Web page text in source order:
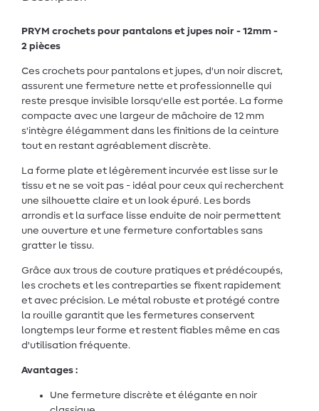
PRYM crochets pour pantalons et jupes noir - 12mm -
2 pièces
Ces crochets pour pantalons et jupes, d'un noir discret,
assurent une fermeture nette et professionnelle qui
reste presque invisible lorsqu'elle est portée. La forme
compacte avec une largeur de mâchoire de 12 mm
s'intègre élégamment dans les finitions de la ceinture
tout en restant agréablement discrète.
La forme plate et légèrement incurvée est lisse sur le
tissu et ne se voit pas - idéal pour ceux qui recherchent
une silhouette claire et un look épuré. Les bords
arrondis et la surface lisse enduite de noir permettent
une ouverture et une fermeture confortables sans
gratter le tissu.
Grâce aux trous de couture pratiques et prédécoupés,
les crochets et les contreparties se fixent rapidement
et avec précision. Le métal robuste et protégé contre
la rouille garantit que les fermetures conservent
longtemps leur forme et restent fiables même en cas
d'utilisation fréquente.
Avantages :
Une fermeture discrète et élégante en noir